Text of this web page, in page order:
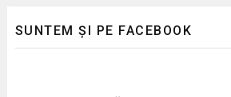
SUNTEM ȘI PE FACEBOOK